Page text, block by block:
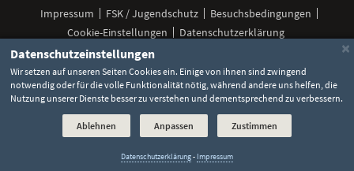
Impressum FSK / Jugendschutz
Besuchsbedingungen
Cookie-Einstellungen
Datenschutzerklärung
Social
Seite
bei
Facebook
Unsere
Seite
bei
Instagram
Unsere
Seite
bei
TikTok
Unser
Kanal
bei
YouTube
Unser
Kanal
bei
WhatsApp
©2026 Lochmann Filmtheaterbetriebe
×
Datenschutzeinstellungen
Wir setzen auf unseren Seiten Cookies ein. Einige von ihnen sind zwingend
notwendig oder für die volle Funktionalität nötig, während andere uns helfen, die
Nutzung unserer Dienste besser zu verstehen und dementsprechend zu verbessern.
Ablehnen Anpassen Zustimmen
Datenschutzerklärung- Impressum